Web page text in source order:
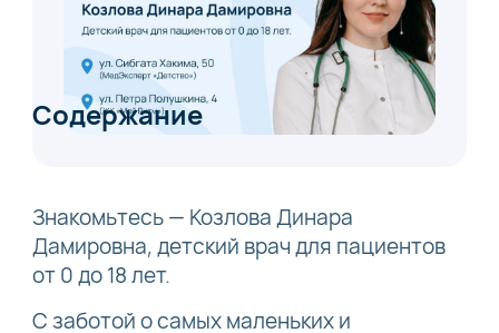
Содержание
Знакомьтесь — Козлова Динара
Дамировна, детский врач для пациентов
от 0 до 18 лет.
С заботой о самых маленьких и